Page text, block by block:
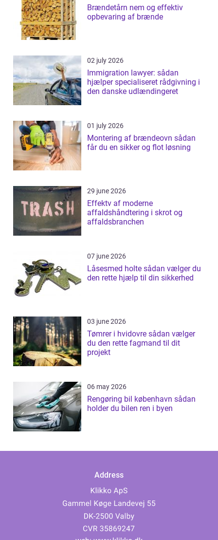
Brændetårn nem og effektiv
opbevaring af brænde
02 july 2026
Immigration lawyer: sådan
hjælper specialiseret rådgivning i
den danske udlændingeret
01 july 2026
Montering af brændeovn sådan
får du en sikker og flot løsning
29 june 2026
Effektv af moderne
affaldshåndtering i skrot og
affaldsbranchen
07 june 2026
Låsesmed holte sådan vælger du
den rette hjælp til din sikkerhed
03 june 2026
Tømrer i hvidovre sådan vælger
du den rette fagmand til dit
projekt
06 may 2026
Rengøring bil københavn sådan
holder du bilen ren i byen
Address